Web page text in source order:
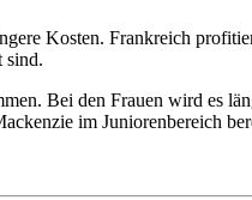
Kosten. Frankreich
sind.
Bei den Frauen wird es
im Juniorenbereich